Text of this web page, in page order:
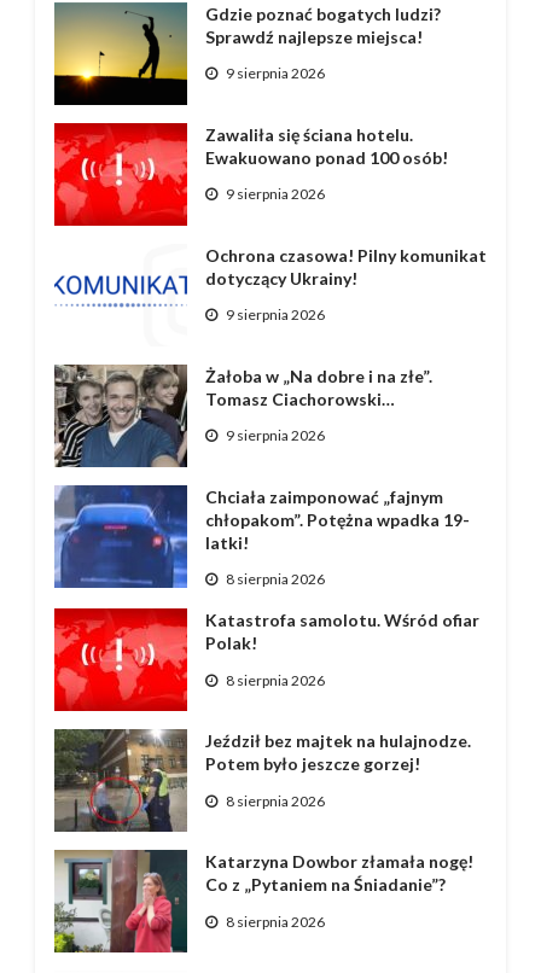
Gdzie poznać bogatych ludzi?
Sprawdź najlepsze miejsca!
9 sierpnia 2026
Zawaliła się ściana hotelu.
Ewakuowano ponad 100 osób!
9 sierpnia 2026
Ochrona czasowa! Pilny komunikat
dotyczący Ukrainy!
9 sierpnia 2026
Żałoba w „Na dobre i na złe”.
Tomasz Ciachorowski…
9 sierpnia 2026
Chciała zaimponować „fajnym
chłopakom”. Potężna wpadka 19-
latki!
8 sierpnia 2026
Katastrofa samolotu. Wśród ofiar
Polak!
8 sierpnia 2026
Jeździł bez majtek na hulajnodze.
Potem było jeszcze gorzej!
8 sierpnia 2026
Katarzyna Dowbor złamała nogę!
Co z „Pytaniem na Śniadanie”?
8 sierpnia 2026